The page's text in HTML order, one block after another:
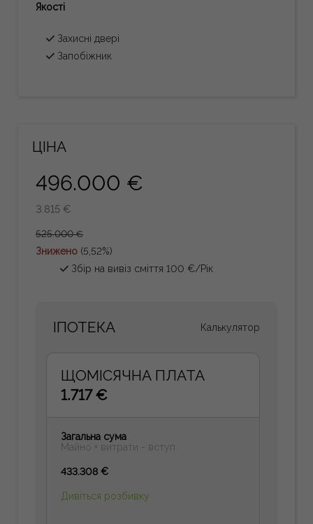
Якості
Захисні двері
Запобіжник
ЦІНА
496.000 €
3.815 €
525.000 €
Знижено (5,52%)
Збір на вивіз сміття 100 €/Рік
ІПОТЕКА Калькулятор
ЩОМІСЯЧНА ПЛАТА
1.717 €
Загальна сума
Майно + витрати - вступ
433.308 €
Дивіться розбивку